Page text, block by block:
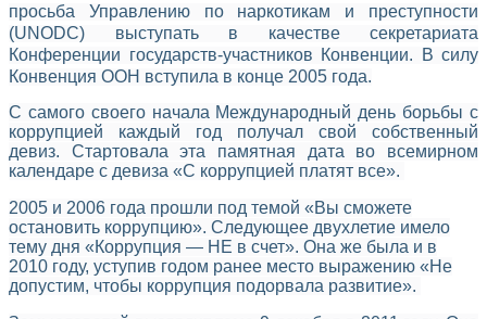
просьба Управлению по наркотикам и преступности
(UNODC) выступать в качестве секретариата
Конференции государств-участников Конвенции. В силу
Конвенция ООН вступила в конце 2005 года.
С самого своего начала Международный день борьбы с
коррупцией каждый год получал свой собственный
девиз. Стартовала эта памятная дата во всемирном
календаре с девиза «С коррупцией платят все».
2005 и 2006 года прошли под темой «Вы сможете
остановить коррупцию». Следующее двухлетие имело
тему дня «Коррупция — НЕ в счет». Она же была и в
2010 году, уступив годом ранее место выражению «Не
допустим, чтобы коррупция подорвала развитие».